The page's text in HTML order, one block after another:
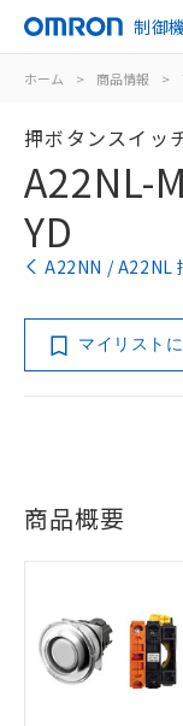
制御
ホーム > 商品情報 >
押ボタンスイッ
A22NL-
YD
A22NN / A22NL
マイリスト
商品概要